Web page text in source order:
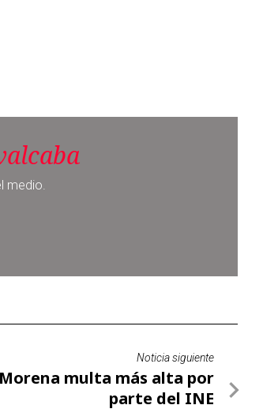
multa más alta por
en noviembre, revela